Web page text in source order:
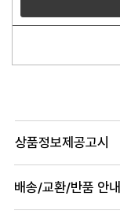
상품정보제공고시
배송/교환/반품 안내